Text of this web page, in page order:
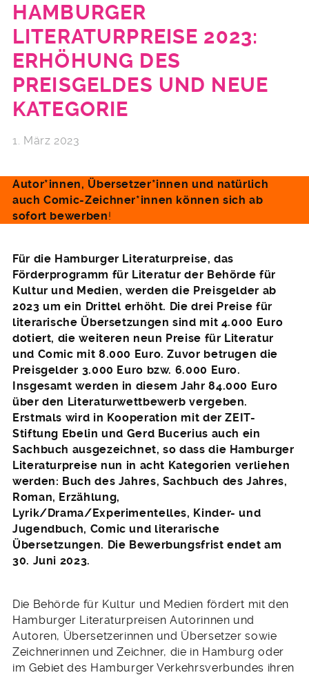
HAMBURGER
LITERATURPREISE 2023:
ERHÖHUNG DES
PREISGELDES UND NEUE
KATEGORIE
1. März 2023
Autor*innen, Übersetzer*innen und natürlich
auch Comic-Zeichner*innen können sich ab
sofort bewerben!
Für die Hamburger Literaturpreise, das
Förderprogramm für Literatur der Behörde für
Kultur und Medien, werden die Preisgelder ab
2023 um ein Drittel erhöht. Die drei Preise für
literarische Übersetzungen sind mit 4.000 Euro
dotiert, die weiteren neun Preise für Literatur
und Comic mit 8.000 Euro. Zuvor betrugen die
Preisgelder 3.000 Euro bzw. 6.000 Euro.
Insgesamt werden in diesem Jahr 84.000 Euro
über den Literaturwettbewerb vergeben.
Erstmals wird in Kooperation mit der ZEIT-
Stiftung Ebelin und Gerd Bucerius auch ein
Sachbuch ausgezeichnet, so dass die Hamburger
Literaturpreise nun in acht Kategorien verliehen
werden: Buch des Jahres, Sachbuch des Jahres,
Roman, Erzählung,
Lyrik/Drama/Experimentelles, Kinder- und
Jugendbuch, Comic und literarische
Übersetzungen. Die Bewerbungsfrist endet am
30. Juni 2023.
Die Behörde für Kultur und Medien fördert mit den
Hamburger Literaturpreisen Autorinnen und
Autoren, Übersetzerinnen und Übersetzer sowie
Zeichnerinnen und Zeichner, die in Hamburg oder
im Gebiet des Hamburger Verkehrsverbundes ihren